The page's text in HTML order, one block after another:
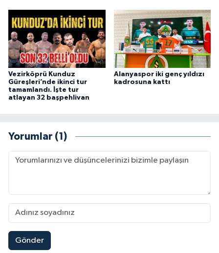
Vezirköprü Kunduz
Güreşleri’nde ikinci tur
tamamlandı. İşte tur
atlayan 32 başpehlivan
Alanyaspor iki genç yıldızı
kadrosuna kattı
Yorumlar (1)
Gönder